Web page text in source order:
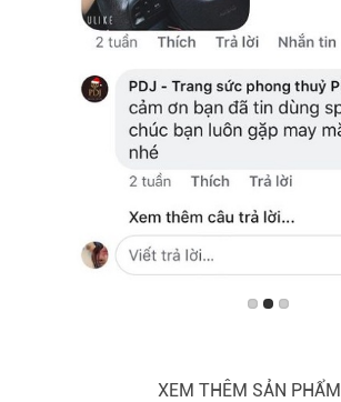
XEM THÊM SẢN PHẨM